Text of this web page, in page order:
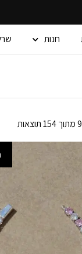
חנות